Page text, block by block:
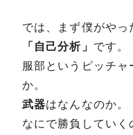
では、まず僕がやっ
「自己分析」 です。
服部というピッチ
か。
武器はなんなのか。
なにで勝負していく